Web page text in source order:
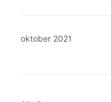
oktober 2021